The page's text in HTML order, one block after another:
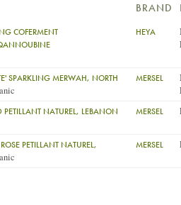
BRAND
COFERMENT
HEYA
SPARKLING MERWAH, NORTH
MERSEL
NATUREL, LEBANON MERSEL
PETILLANT NATUREL,
MERSEL